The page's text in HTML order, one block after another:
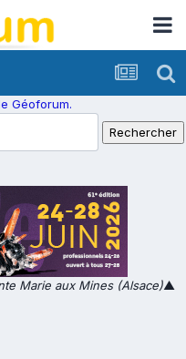
Géoforum.
Marie aux Mines (Alsace)▲